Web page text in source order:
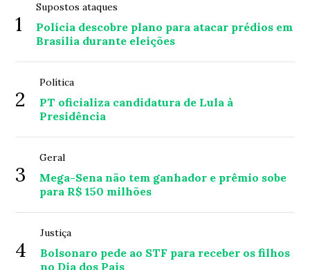
1
Supostos ataques
Polícia descobre plano para atacar prédios em
Brasília durante eleições
2
Política
PT oficializa candidatura de Lula à
Presidência
3
Geral
Mega-Sena não tem ganhador e prêmio sobe
para R$ 150 milhões
4
Justiça
Bolsonaro pede ao STF para receber os filhos
no Dia dos Pais